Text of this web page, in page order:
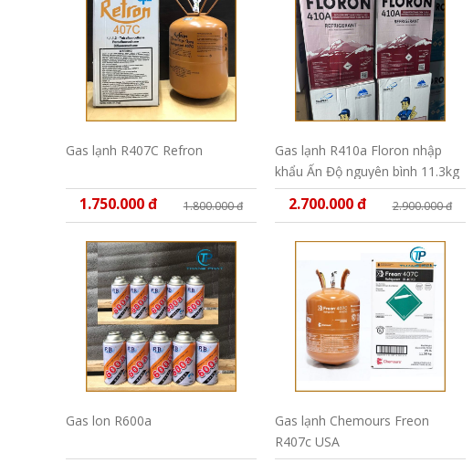
Gas lạnh R407C Refron
1.750.000 đ 1.800.000 đ
Gas lạnh R410a Floron nhập
khẩu Ấn Độ nguyên bình 11.3kg
2.700.000 đ 2.900.000 đ
Gas lon R600a
Gas lạnh Chemours Freon
R407c USA